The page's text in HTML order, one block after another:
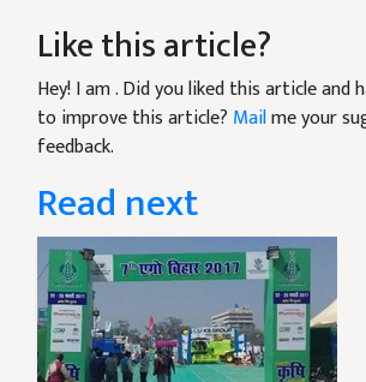
Like this article?
Hey! I am. Did you liked this article and
to improve this article? Mailme your
feedback.
Read next